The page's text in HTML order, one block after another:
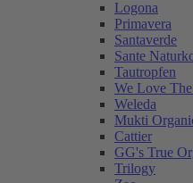
Logona
Primavera
Santaverde
Sante
Tautropfen
We Love
Weleda
Mukti
Cattier
GG's True
Trilogy